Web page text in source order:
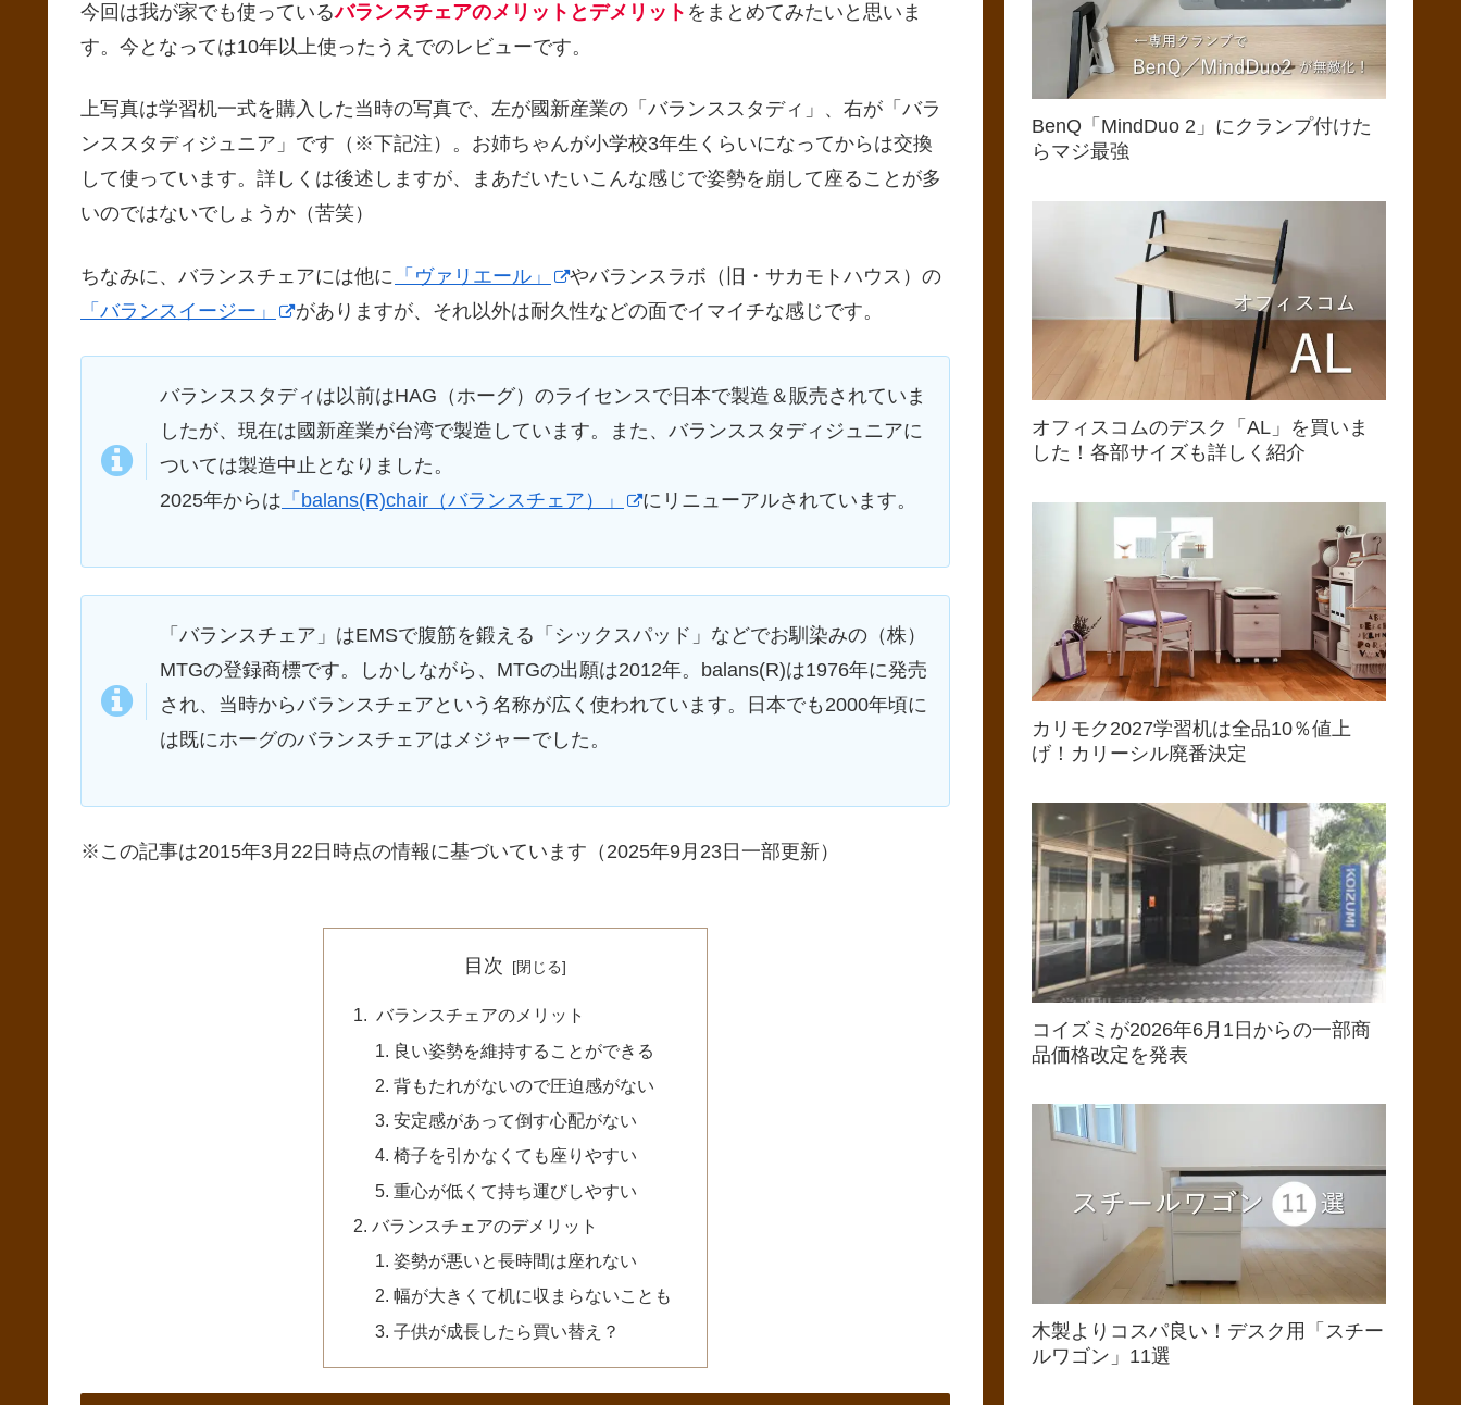
今回は我が家でも使っているバランスチェアのメリットとデメリット をまとめてみたいと思いま
す。今となっては10年以上使ったうえでのレビューです。
上写真は学習机一式を購入した当時の写真で、左が國新産業の「バランススタディ」、右が「バラ
ンススタディジュニア」です（※下記注）。お姉ちゃんが小学校3年生くらいになってからは交換
して使っています。詳しくは後述しますが、まあだいたいこんな感じで姿勢を崩して座ることが多
いのではないでしょうか（苦笑）
ちなみに、バランスチェアには他に 「ヴァリエール」 やバランスラボ（旧・サカモトハウス）の
「バランスイージー」
がありますが、それ以外は耐久性などの面でイマイチな感じです。
バランススタディは以前はHAG（ホーグ）のライセンスで日本で製造＆販売されていま
したが、現在は國新産業が台湾で製造しています。また、バランススタディジュニアに
ついては製造中止となりました。
2025年からは 「balans(R)chair（バランスチェア）」 にリニューアルされています。
「バランスチェア」はEMSで腹筋を鍛える「シックスパッド」などでお馴染みの（株）
MTGの登録商標です。しかしながら、MTGの出願は2012年。balans(R)は1976年に発売
され、当時からバランスチェアという名称が広く使われています。日本でも2000年頃に
は既にホーグのバランスチェアはメジャーでした。
※この記事は2015年3月22日時点の情報に基づいています（2025年9月23日一部更新）
目次
バランスチェアのメリット
良い姿勢を維持することができる
背もたれがないので圧迫感がない
安定感があって倒す心配がない
椅子を引かなくても座りやすい
重心が低くて持ち運びしやすい
バランスチェアのデメリット
姿勢が悪いと長時間は座れない
幅が大きくて机に収まらないことも
子供が成長したら買い替え？
BenQ「MindDuo 2」にクランプ付けた
らマジ最強
オフィスコムのデスク「AL」を買いま
した！各部サイズも詳しく紹介
カリモク2027学習机は全品10％値上
げ！カリーシル廃番決定
コイズミが2026年6月1日からの一部商
品価格改定を発表
木製よりコスパ良い！デスク用「スチー
ルワゴン」11選